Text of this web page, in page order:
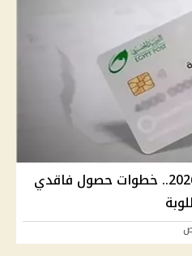
كارت الخدمات المتكاملة 2026.. خطوات حصول فاقدي